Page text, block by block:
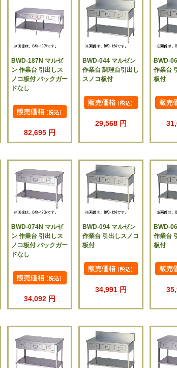
BWD-187N マルゼ
ン 作業台 引出しス
ノコ板付 バックガー
ドなし
82,695 円
BWD-044 マルゼン
作業台 調理台引出し
スノコ板付
29,568 円
BWD-
作業台
板付
BWD-074N マルゼ
ン 作業台 引出しス
ノコ板付 バックガー
ドなし
34,092 円
BWD-094 マルゼン
作業台 引出しスノコ
板付
34,991 円
BWD-
作業台
板付